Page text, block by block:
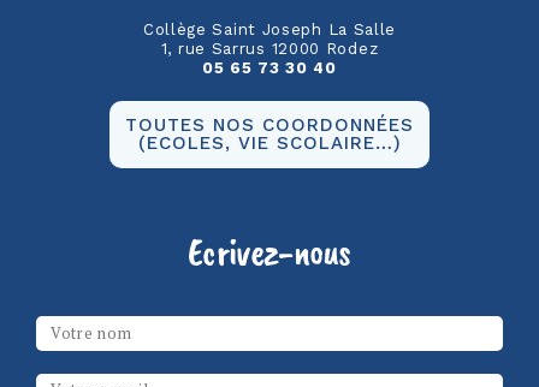
Collège Saint Joseph La Salle
1, rue Sarrus 12000 Rodez
05 65 73 30 40
TOUTES NOS COORDONNÉES
(ECOLES, VIE SCOLAIRE…)
Ecrivez-nous
Votre nom*
Email*